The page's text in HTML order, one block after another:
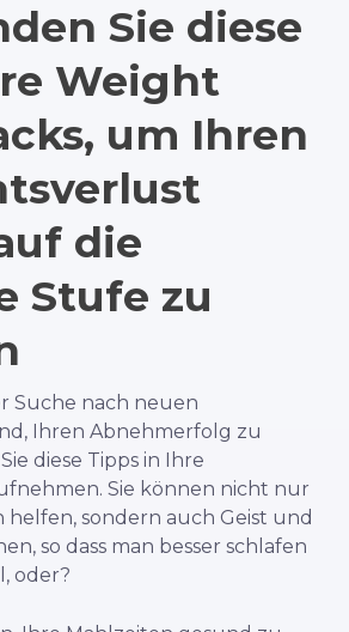
Sie diese
Weight
um Ihren
die
Stufe zu
Suche nach neuen
Ihren Abnehmerfolg zu
diese Tipps in Ihre
Sie können nicht nur
helfen, sondern auch Geist und
so dass man besser schlafen
oder?